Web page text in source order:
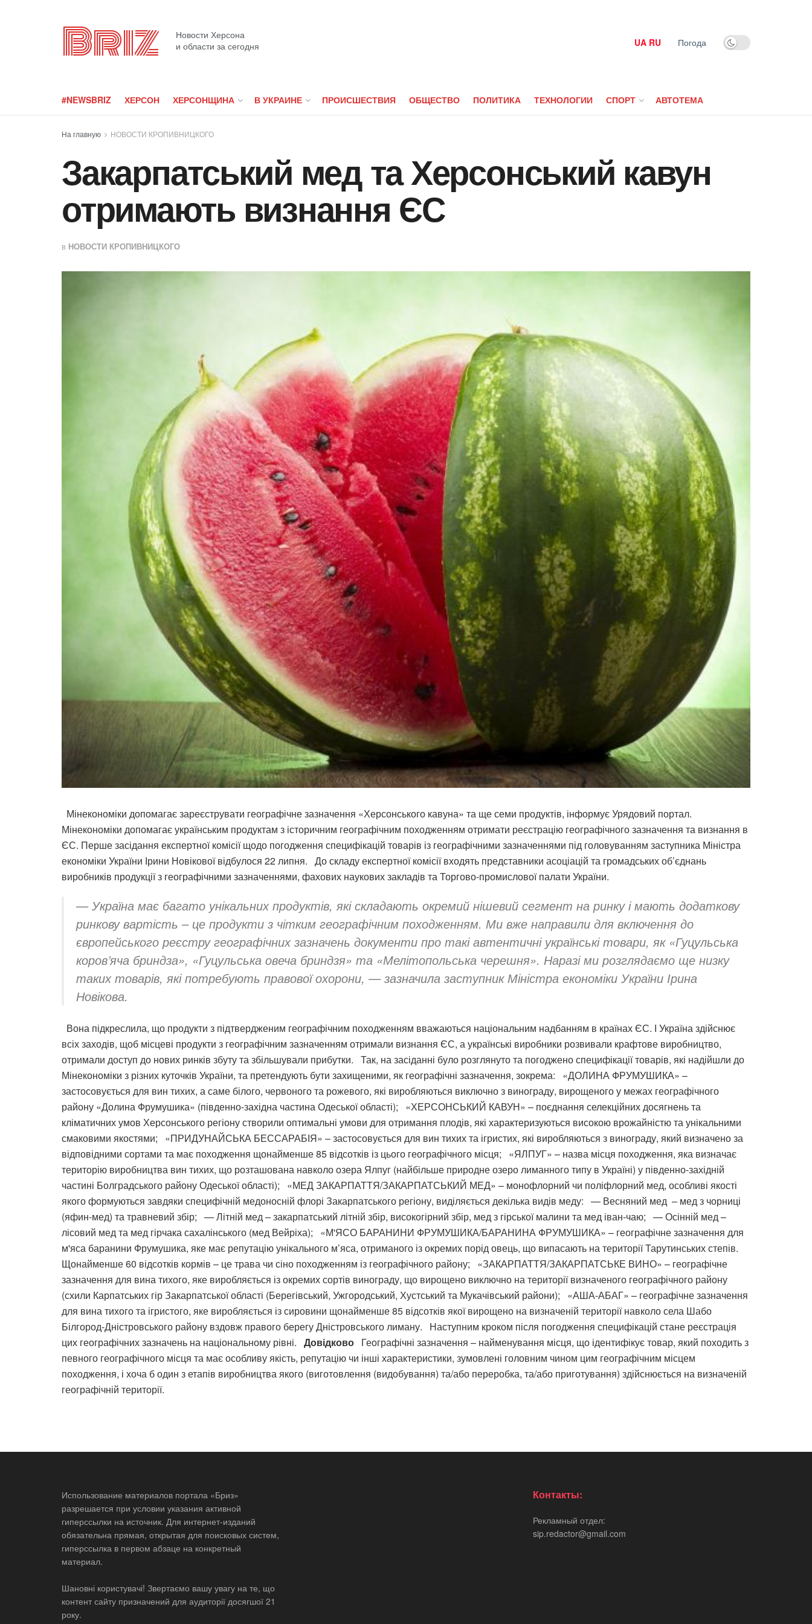
Briz
Новости Херсона
и области за сегодня
UA RU Погода
#NEWSBRIZ ХЕРСОН ХЕРСОНЩИНА В УКРАИНЕ ПРОИСШЕСТВИЯ ОБЩЕСТВО ПОЛИТИКА ТЕХНОЛОГИИ СПОРТ АВТОТЕМА
На главную НОВОСТИ КРОПИВНИЦКОГО
Закарпатський мед та Херсонський кавун
отримають визнання ЄС
в НОВОСТИ КРОПИВНИЦКОГО
Мінекономіки допомагає зареєструвати географічне зазначення «Херсонського кавуна» та ще семи продуктів, інформує Урядовий портал.
Мінекономіки допомагає українським продуктам з історичним географічним походженням отримати реєстрацію географічного зазначення та визнання в
ЄС. Перше засідання експертної комісії щодо погодження специфікацій товарів із географічними зазначеннями під головуванням заступника Міністра
економіки України Ірини Новікової відбулося 22 липня. До складу експертної комісії входять представники асоціацій та громадських об’єднань
виробників продукції з географічними зазначеннями, фахових наукових закладів та Торгово-промислової палати України.
— Україна має багато унікальних продуктів, які складають окремий нішевий сегмент на ринку і мають додаткову
ринкову вартість – це продукти з чітким географічним походженням. Ми вже направили для включення до
європейського реєстру географічних зазначень документи про такі автентичні українські товари, як «Гуцульська
коров’яча бриндза», «Гуцульська овеча бриндзя» та «Мелітопольська черешня». Наразі ми розглядаємо ще низку
таких товарів, які потребують правової охорони, — зазначила заступник Міністра економіки України Ірина
Новікова.
Вона підкреслила, що продукти з підтвердженим географічним походженням вважаються національним надбанням в країнах ЄС. І Україна здійснює
всіх заходів, щоб місцеві продукти з географічним зазначенням отримали визнання ЄС, а українські виробники розвивали крафтове виробництво,
отримали доступ до нових ринків збуту та збільшували прибутки. Так, на засіданні було розглянуто та погоджено специфікації товарів, які надійшли до
Мінекономіки з різних куточків України, та претендують бути захищеними, як географічні зазначення, зокрема: «ДОЛИНА ФРУМУШИКА» –
застосовується для вин тихих, а саме білого, червоного та рожевого, які виробляються виключно з винограду, вирощеного у межах географічного
району «Долина Фрумушика» (південно-західна частина Одеської області); «ХЕРСОНСЬКИЙ КАВУН» – поєднання селекційних досягнень та
кліматичних умов Херсонського регіону створили оптимальні умови для отримання плодів, які характеризуються високою врожайністю та унікальними
смаковими якостями; «ПРИДУНАЙСЬКА БЕССАРАБІЯ» – застосовується для вин тихих та ігристих, які виробляються з винограду, який визначено за
відповідними сортами та має походження щонайменше 85 відсотків із цього географічного місця; «ЯЛПУГ» – назва місця походження, яка визначає
територію виробництва вин тихих, що розташована навколо озера Ялпуг (найбільше природне озеро лиманного типу в Україні) у південно-західній
частині Болградського району Одеської області); «МЕД ЗАКАРПАТТЯ/ЗАКАРПАТСЬКИЙ МЕД» – монофлорний чи поліфлорний мед, особливі якості
якого формуються завдяки специфічній медоносній флорі Закарпатського регіону, виділяється декілька видів меду: — Весняний мед – мед з чорниці
(яфин-мед) та травневий збір; — Літній мед – закарпатський літній збір, високогірний збір, мед з гірської малини та мед іван-чаю; — Осінній мед –
лісовий мед та мед гірчака сахалінського (мед Вейріха); «М'ЯСО БАРАНИНИ ФРУМУШИКА/БАРАНИНА ФРУМУШИКА» – географічне зазначення для
м'яса баранини Фрумушика, яке має репутацію унікального м’яса, отриманого із окремих порід овець, що випасають на території Тарутинських степів.
Щонайменше 60 відсотків кормів – це трава чи сіно походженням із географічного району; «ЗАКАРПАТТЯ/ЗАКАРПАТСЬКЕ ВИНО» – географічне
зазначення для вина тихого, яке виробляється із окремих сортів винограду, що вирощено виключно на території визначеного географічного району
(схили Карпатських гір Закарпатської області (Берегівський, Ужгородський, Хустський та Мукачівський райони); «АША-АБАГ» – географічне зазначення
для вина тихого та ігристого, яке виробляється із сировини щонайменше 85 відсотків якої вирощено на визначеній території навколо села Шабо
Білгород-Дністровського району вздовж правого берегу Дністровського лиману. Наступним кроком після погодження специфікацій стане реєстрація
цих географічних зазначень на національному рівні. Довідково Географічні зазначення – найменування місця, що ідентифікує товар, який походить з
певного географічного місця та має особливу якість, репутацію чи інші характеристики, зумовлені головним чином цим географічним місцем
походження, і хоча б один з етапів виробництва якого (виготовлення (видобування) та/або переробка, та/або приготування) здійснюється на визначеній
географічній території.
Использование материалов портала «Бриз»
разрешается при условии указания активной
гиперссылки на источник. Для интернет-изданий
обязательна прямая, открытая для поисковых систем,
гиперссылка в первом абзаце на конкретный
материал.
Шановні користувачі! Звертаємо вашу увагу на те, що
контент сайту призначений для аудиторії досягшої 21
року.
Контакты:
Рекламный отдел:
sip.redactor@gmail.com